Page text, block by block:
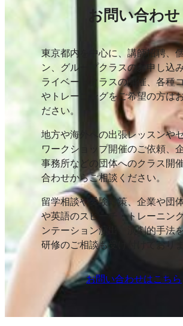
お問い合わせ
東京都内を中心に、講師招聘、
ン、グループクラスのお申し込
ライベートクラスの開催、各種
やトレーニングをご希望の方は
ださい。
地方や海外への出張レッスンやセ
ワークショップ開催のご依頼、
事務所などの団体へのクラス開
合わせからご相談ください。
留学相談や受験対策、企業や団
や英語のスピーチ・トレーニン
ンテーション演出、演劇的手法
研修のご相談も受け付けており
お問い合わせはこちら